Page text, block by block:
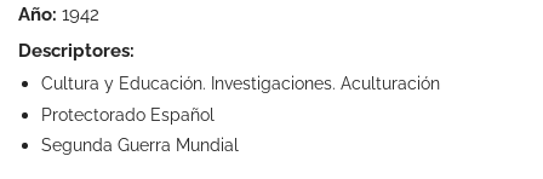
Año: 1942
Descriptores:
Cultura y Educación. Investigaciones. Aculturación
Protectorado Español
Segunda Guerra Mundial